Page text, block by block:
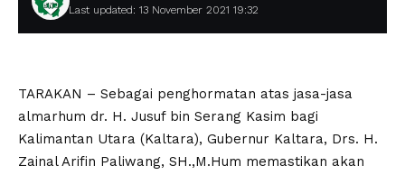
Last updated: 13 November 2021 19:32
TARAKAN – Sebagai penghormatan atas jasa-jasa
almarhum dr. H. Jusuf bin Serang Kasim bagi
Kalimantan Utara (Kaltara), Gubernur Kaltara, Drs. H.
Zainal Arifin Paliwang, SH.,M.Hum memastikan akan